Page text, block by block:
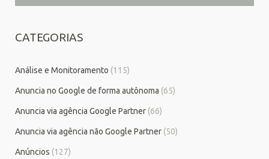
CATEGORIAS
Análise e Monitoramento (115)
Anuncia no Google de forma autônoma (65)
Anuncia via agência Google Partner (66)
Anuncia via agência não Google Partner (50)
Anúncios (127)